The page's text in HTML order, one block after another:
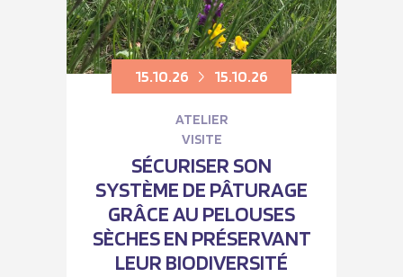
15.10.26 15.10.26
ATELIER
VISITE
SÉCURISER SON
SYSTÈME DE PÂTURAGE
GRÂCE AU PELOUSES
SÈCHES EN PRÉSERVANT
LEUR BIODIVERSITÉ